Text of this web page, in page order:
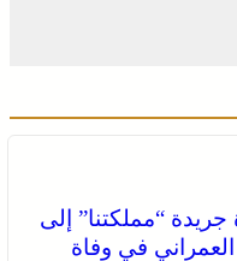
“مملكتنا” إلى
في وفاة